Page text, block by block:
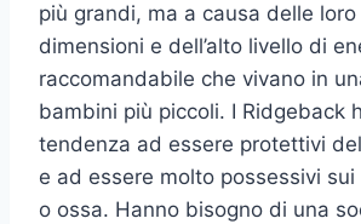
più grandi, ma a causa delle
dimensioni e dell’alto livello di
raccomandabile che vivano in
bambini più piccoli. I Ridgeback
tendenza ad essere protettivi
e ad essere molto possessivi
o ossa. Hanno bisogno di una